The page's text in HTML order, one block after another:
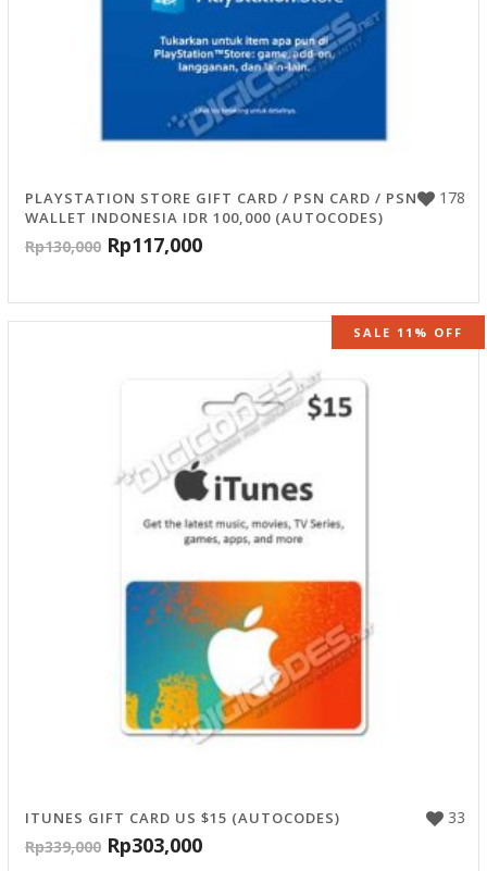
178
PLAYSTATION STORE GIFT CARD / PSN CARD / PSN
WALLET INDONESIA IDR 100,000 (AUTOCODES)
Rp130,000 Rp117,000
SALE 11% OFF
33
ITUNES GIFT CARD US $15 (AUTOCODES)
Rp339,000 Rp303,000